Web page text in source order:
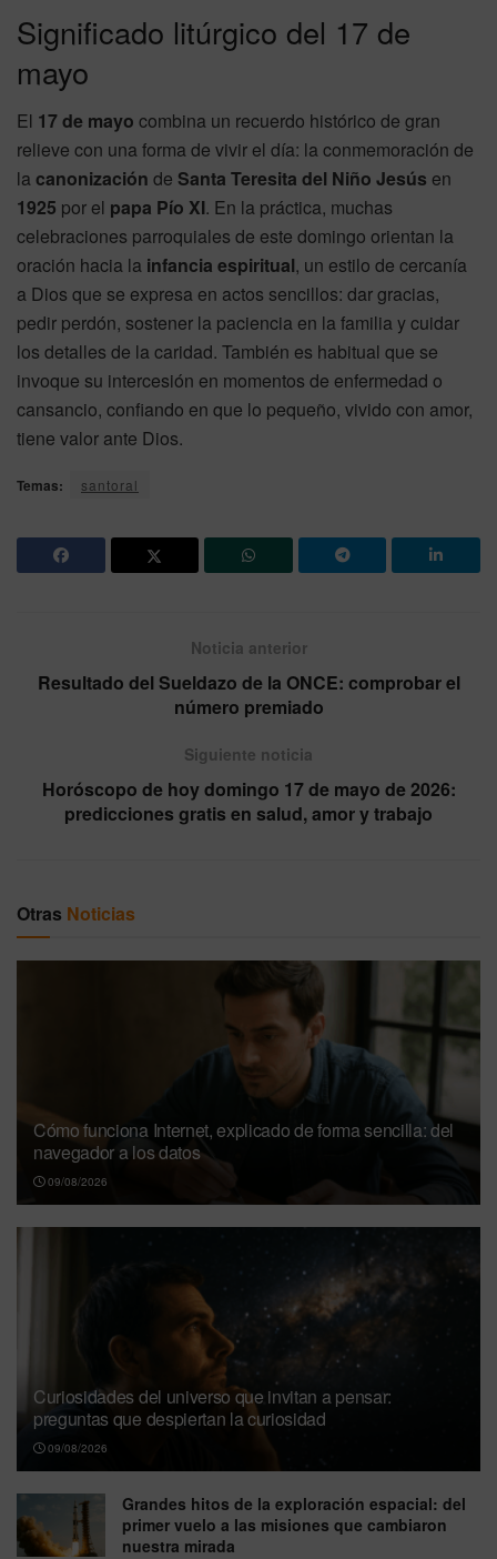
Significado litúrgico del 17 de
mayo
El 17 de mayo combina un recuerdo histórico de gran
relieve con una forma de vivir el día: la conmemoración de
lacanonización de Santa Teresita del Niño Jesús en
1925 por el papa Pío XI. En la práctica, muchas
celebraciones parroquiales de este domingo orientan la
oración hacia la infancia espiritual, un estilo de cercanía
a Dios que se expresa en actos sencillos: dar gracias,
pedir perdón, sostener la paciencia en la familia y cuidar
los detalles de la caridad. También es habitual que se
invoque su intercesión en momentos de enfermedad o
cansancio, confiando en que lo pequeño, vivido con amor,
tiene valor ante Dios.
Temas: santoral
Noticia anterior
Resultado del Sueldazo de la ONCE: comprobar el
número premiado
Siguiente noticia
Horóscopo de hoy domingo 17 de mayo de 2026:
predicciones gratis en salud, amor y trabajo
Otras Noticias
Cómo funciona Internet, explicado de forma sencilla: del
navegador a los datos
09/08/2026
Curiosidades del universo que invitan a pensar:
preguntas que despiertan la curiosidad
09/08/2026
Grandes hitos de la exploración espacial: del
primer vuelo a las misiones que cambiaron
nuestra mirada